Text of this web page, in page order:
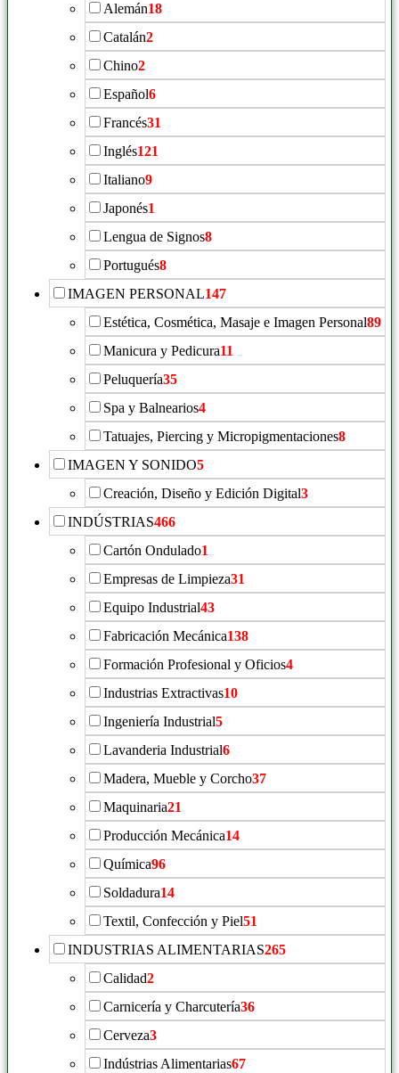
Alemán18
Catalán2
Chino2
Español6
Francés31
Inglés121
Italiano9
Japonés1
Lengua de Signos8
Portugués8
IMAGEN PERSONAL147
Estética, Cosmética, Masaje e Imagen Personal89
Manicura y Pedicura11
Peluquería35
Spa y Balnearios4
Tatuajes, Piercing y Micropigmentaciones8
IMAGEN Y SONIDO5
Creación, Diseño y Edición Digital3
INDÚSTRIAS466
Cartón Ondulado1
Empresas de Limpieza31
Equipo Industrial43
Fabricación Mecánica138
Formación Profesional y Oficios4
Industrias Extractivas10
Ingeniería Industrial5
Lavanderia Industrial6
Madera, Mueble y Corcho37
Maquinaria21
Producción Mecánica14
Química96
Soldadura14
Textil, Confección y Piel51
INDUSTRIAS ALIMENTARIAS265
Calidad2
Carnicería y Charcutería36
Cerveza3
Indústrias Alimentarias67